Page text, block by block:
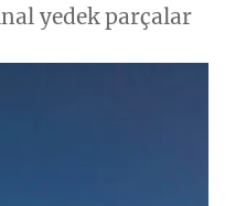
yedek parçalar